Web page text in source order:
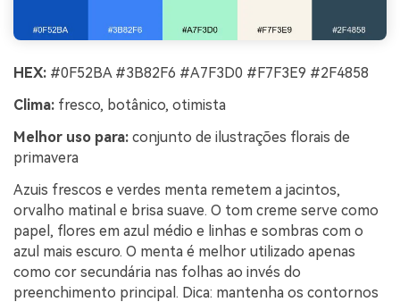
HEX: #0F52BA #3B82F6 #A7F3D0 #F7F3E9 #2F4858
Clima: fresco, botânico, otimista
Melhor uso para: conjunto de ilustrações florais de
primavera
Azuis frescos e verdes menta remetem a jacintos,
orvalho matinal e brisa suave. O tom creme serve como
papel, flores em azul médio e linhas e sombras com o
azul mais escuro. O menta é melhor utilizado apenas
como cor secundária nas folhas ao invés do
preenchimento principal. Dica: mantenha os contornos